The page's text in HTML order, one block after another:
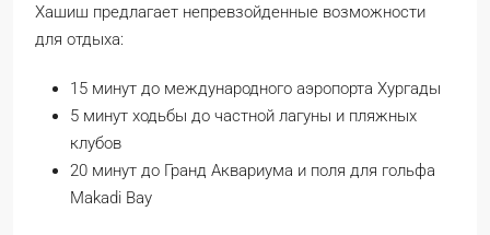
Хашиш предлагает непревзойденные возможности
для отдыха:
15 минут до международного аэропорта Хургады
5 минут ходьбы до частной лагуны и пляжных
клубов
20 минут до Гранд Аквариума и поля для гольфа
Makadi Bay